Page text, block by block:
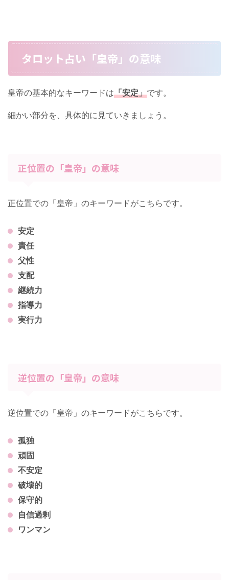
タロット占い「皇帝」の意味
皇帝の基本的なキーワードは「安定」です。
細かい部分を、具体的に見ていきましょう。
正位置の「皇帝」の意味
正位置での「皇帝」のキーワードがこちらです。
安定
責任
父性
支配
継続力
指導力
実行力
逆位置の「皇帝」の意味
逆位置での「皇帝」のキーワードがこちらです。
孤独
頑固
不安定
破壊的
保守的
自信過剰
ワンマン